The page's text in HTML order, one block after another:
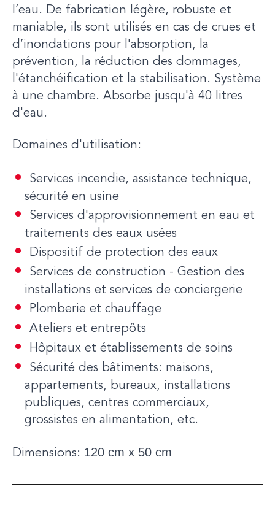
l’eau. De fabrication légère, robuste et
maniable, ils sont utilisés en cas de crues et
d’inondations pour l'absorption, la
prévention, la réduction des dommages,
l'étanchéification et la stabilisation. Système
à une chambre. Absorbe jusqu'à 40 litres
d'eau.
Domaines d'utilisation:
Services incendie, assistance technique,
sécurité en usine
Services d'approvisionnement en eau et
traitements des eaux usées
Dispositif de protection des eaux
Services de construction - Gestion des
installations et services de conciergerie
Plomberie et chauffage
Ateliers et entrepôts
Hôpitaux et établissements de soins
Sécurité des bâtiments: maisons,
appartements, bureaux, installations
publiques, centres commerciaux,
grossistes en alimentation, etc.
Dimensions: 120 cm x 50 cm